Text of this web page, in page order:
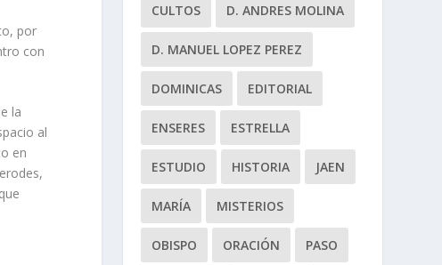
por
con
la
al
en
CULTOS D. ANDRES MOLINA
D. MANUEL LOPEZ PEREZ
DOMINICAS EDITORIAL
ENSERES ESTRELLA
ESTUDIO HISTORIA JAEN
MARÍA MISTERIOS
OBISPO ORACIÓN PASO